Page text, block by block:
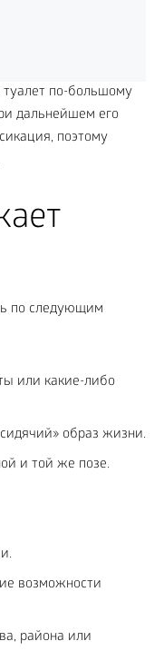
туалет по-большому
дальнейшем его
поэтому
по следующим
или какие-либо
образ жизни.
и той же позе.
возможности
района или